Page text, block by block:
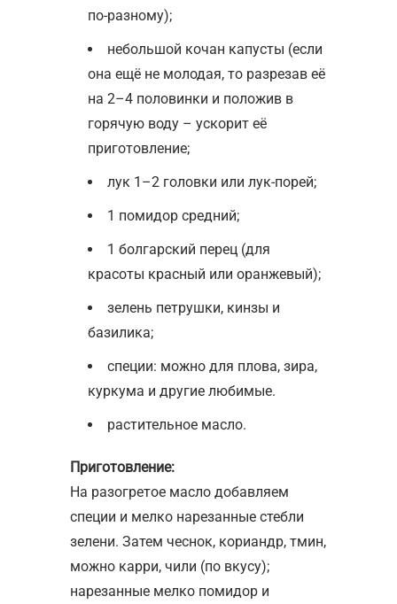
по-разному);
небольшой кочан капусты (если
она ещё не молодая, то разрезав её
на 2–4 половинки и положив в
горячую воду – ускорит её
приготовление;
лук 1–2 головки или лук-порей;
1 помидор средний;
1 болгарский перец (для
красоты красный или оранжевый);
зелень петрушки, кинзы и
базилика;
специи: можно для плова, зира,
куркума и другие любимые.
растительное масло.
Приготовление:
На разогретое масло добавляем
специи и мелко нарезанные стебли
зелени. Затем чеснок, кориандр, тмин,
можно карри, чили (по вкусу);
нарезанные мелко помидор и